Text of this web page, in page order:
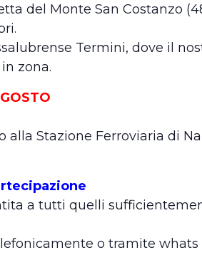
del Monte San Costanzo
Termini, dove il
zona.
alla Stazione Ferroviaria di
a tutti quelli
o tramite